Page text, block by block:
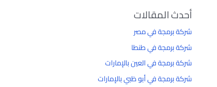
أحدث المقالات
شركة برمجة في مصر
شركة برمجة في طنطا
شركة برمجة في العين بالإمارات
شركة برمجة في أبو ظبي بالإمارات